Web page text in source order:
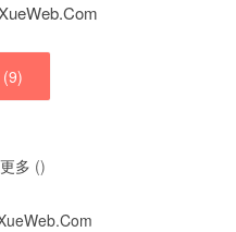
9)
更多 ()